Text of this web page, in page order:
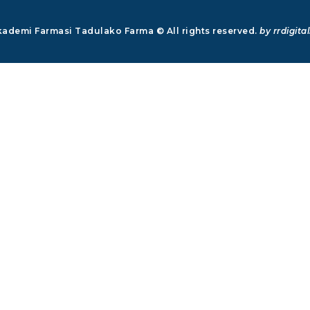
Farmasi Tadulako Farma © All rights reserved. by